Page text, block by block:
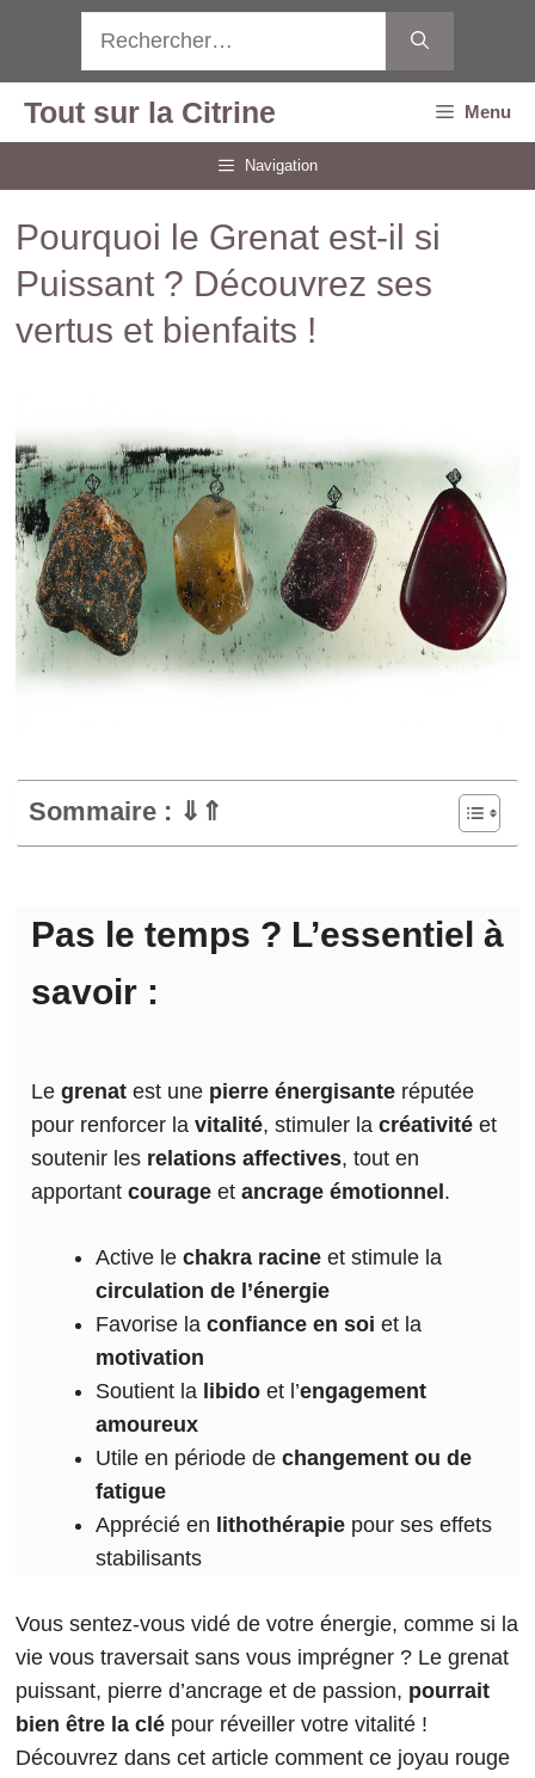
contenu
Tout sur la Citrine Menu
Navigation
Pourquoi le Grenat est-il si
Puissant ? Découvrez ses
vertus et bienfaits !
Sommaire : ⇓⇑
Pas le temps ? L’essentiel à
savoir :
Le grenat est une pierre énergisante réputée
pour renforcer la vitalité, stimuler la créativité et
soutenir les relations affectives, tout en
apportant courage et ancrage émotionnel .
Active le chakra racine et stimule la
circulation de l’énergie
Favorise la confiance en soi et la
motivation
Soutient la libido et l’engagement
amoureux
Utile en période de changement ou de
fatigue
Apprécié en lithothérapie pour ses effets
stabilisants
Vous sentez-vous vidé de votre énergie, comme si la
vie vous traversait sans vous imprégner ? Le grenat
puissant, pierre d’ancrage et de passion, pourrait
bien être la clé pour réveiller votre vitalité !
Découvrez dans cet article comment ce joyau rouge